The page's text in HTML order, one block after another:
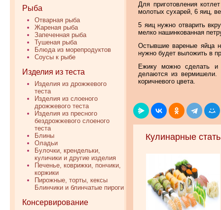
Рыба
Отварная рыба
Жареная рыба
Запеченная рыба
Тушеная рыба
Блюда из морепродуктов
Соусы к рыбе
Изделия из теста
Изделия из дрожжевого
теста
Изделия из слоеного
дрожжевого теста
Изделия из пресного
бездрожжевого слоеного
теста
Блины
Оладьи
Булочки, крендельки,
куличики и другие изделия
Печенье, коврижки, пончики,
коржики
Пирожные, торты, кексы
Блинчики и блинчатые пироги
Консервирование
Для приготовления
молотых сухарей, 6 яиц,
5 яиц нужно отварить
мелко нашинкованная
Остывшие вареные яйца
нужно будет выложить в
Ежику можно сделать и
делаются из вермишели.
коричневого цвета.
Кулинарные